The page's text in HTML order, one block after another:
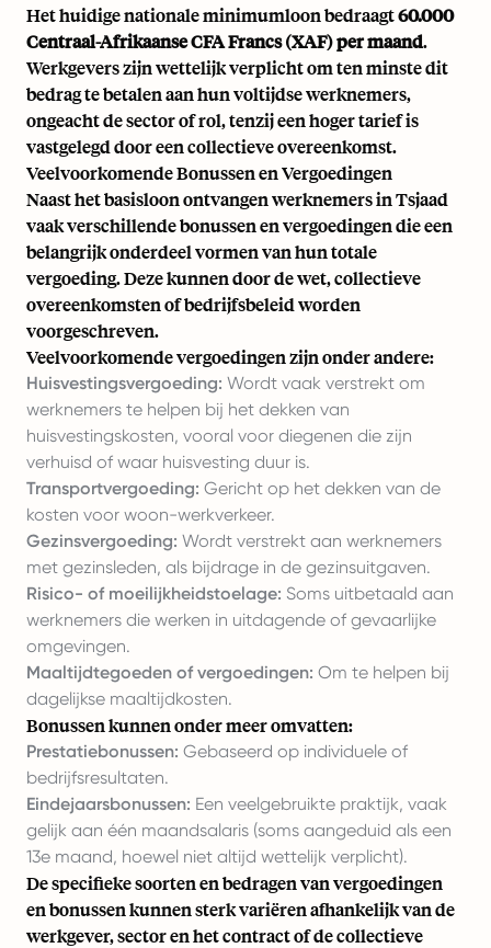
Het huidige nationale minimumloon bedraagt60.000
Centraal-Afrikaanse CFA Francs (XAF) per maand.
Werkgevers zijn wettelijk verplicht om ten minste dit
bedrag te betalen aan hun voltijdse werknemers,
ongeacht de sector of rol, tenzij een hoger tarief is
vastgelegd door een collectieve overeenkomst.
Veelvoorkomende Bonussen en Vergoedingen
Naast het basisloon ontvangen werknemers in Tsjaad
vaak verschillende bonussen en vergoedingen die een
belangrijk onderdeel vormen van hun totale
vergoeding. Deze kunnen door de wet, collectieve
overeenkomsten of bedrijfsbeleid worden
voorgeschreven.
Veelvoorkomende vergoedingen zijn onder andere:
Huisvestingsvergoeding: Wordt vaak verstrekt om
werknemers te helpen bij het dekken van
huisvestingskosten, vooral voor diegenen die zijn
verhuisd of waar huisvesting duur is.
Transportvergoeding: Gericht op het dekken van de
kosten voor woon-werkverkeer.
Gezinsvergoeding: Wordt verstrekt aan werknemers
met gezinsleden, als bijdrage in de gezinsuitgaven.
Risico- of moeilijkheidstoelage: Soms uitbetaald aan
werknemers die werken in uitdagende of gevaarlijke
omgevingen.
Maaltijdtegoeden of vergoedingen: Om te helpen bij
dagelijkse maaltijdkosten.
Bonussen kunnen onder meer omvatten:
Prestatiebonussen: Gebaseerd op individuele of
bedrijfsresultaten.
Eindejaarsbonussen: Een veelgebruikte praktijk, vaak
gelijk aan één maandsalaris (soms aangeduid als een
13e maand, hoewel niet altijd wettelijk verplicht).
De specifieke soorten en bedragen van vergoedingen
en bonussen kunnen sterk variëren afhankelijk van de
werkgever, sector en het contract of de collectieve